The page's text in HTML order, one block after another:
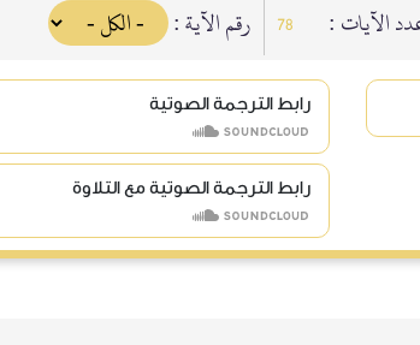
الآيات : 78 رقم الآية :
رابط الترجمة الصوتية
رابط الترجمة الصوتية مع التلاوة